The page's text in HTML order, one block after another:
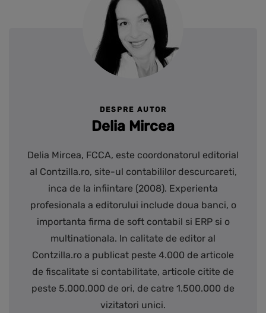
DESPRE AUTOR
Delia Mircea
Delia Mircea, FCCA, este coordonatorul editorial
al Contzilla.ro, site-ul contabililor descurcareti,
inca de la infiintare (2008). Experienta
profesionala a editorului include doua banci, o
importanta firma de soft contabil si ERP si o
multinationala. In calitate de editor al
Contzilla.ro a publicat peste 4.000 de articole
de fiscalitate si contabilitate, articole citite de
peste 5.000.000 de ori, de catre 1.500.000 de
vizitatori unici.